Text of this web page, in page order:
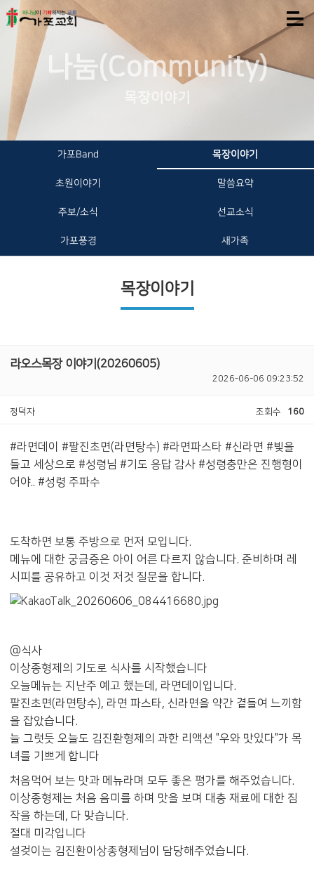
나눔(Community)
목장이야기
가포Band 목장이야기
초원이야기 말씀요약
주보/소식 선교소식
가포풍경 새가족
목장이야기
라오스목장 이야기(20260605)
2026-06-06 09:23:52
정덕자 조회수 160
#라면데이 #팔진초면(라면탕수) #라면파스타 #신라면 #빛을
들고 세상으로 #성령님 #기도 응답 감사 #성령충만은 진행형이
어야.. #성령 주파수
도착하면 보통 주방으로 먼저 모입니다.
메뉴에 대한 궁금증은 아이 어른 다르지 않습니다. 준비하며 레
시피를 공유하고 이것 저것 질문을 합니다.
@식사
이상종형제의 기도로 식사를 시작했습니다
오늘메뉴는 지난주 예고 했는데, 라면데이입니다.
팔진초면(라면탕수), 라면 파스타, 신라면을 약간 곁들여 느끼함
을 잡았습니다.
늘 그럿듯 오늘도 김진환형제의 과한 리액션 "우와 맛있다"가 목
녀를 기쁘게 합니다
처음먹어 보는 맛과 메뉴라며 모두 좋은 평가를 해주었습니다.
이상종형제는 처음 음미를 하며 맛을 보며 대충 재료에 대한 짐
작을 하는데, 다 맞습니다.
절대 미각입니다
설겆이는 김진환이상종형제님이 담당해주었습니다.